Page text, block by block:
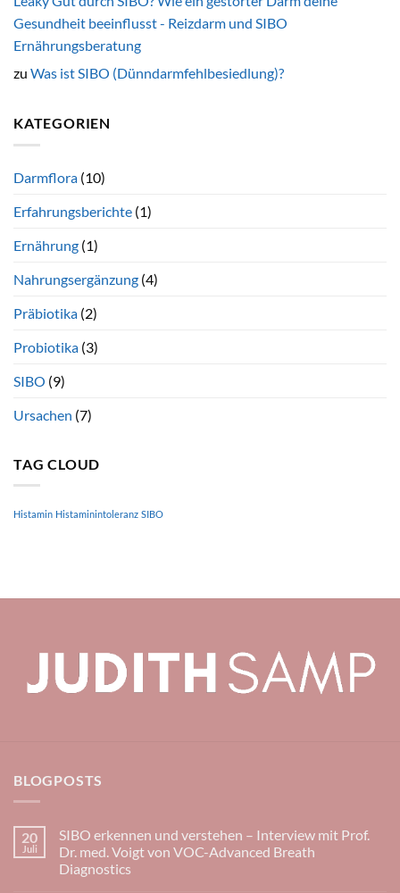
Gesundheit beeinflusst - Reizdarm und SIBO
Ernährungsberatung
zu Was ist SIBO (Dünndarmfehlbesiedlung)?
KATEGORIEN
Darmflora (10)
Erfahrungsberichte (1)
Ernährung (1)
Nahrungsergänzung (4)
Präbiotika (2)
Probiotika (3)
SIBO (9)
Ursachen (7)
TAG CLOUD
Histamin Histaminintoleranz SIBO
BLOGPOSTS
20
Juli
SIBO erkennen und verstehen – Interview mit Prof.
Dr. med. Voigt von VOC-Advanced Breath
Diagnostics